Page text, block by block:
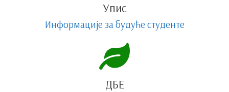
Упис
Информације за будуће студенте
ДБЕ